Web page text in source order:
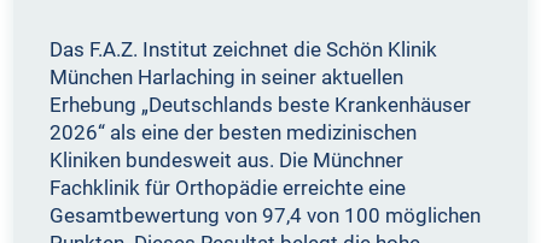
Das F.A.Z. Institut zeichnet die Schön Klinik
München Harlaching in seiner aktuellen
Erhebung „Deutschlands beste Krankenhäuser
2026“ als eine der besten medizinischen
Kliniken bundesweit aus. Die Münchner
Fachklinik für Orthopädie erreichte eine
Gesamtbewertung von 97,4 von 100 möglichen